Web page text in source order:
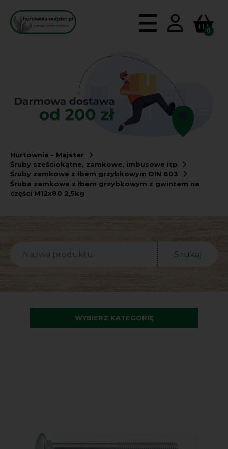
0
Hurtownia - Majster
Śruby sześciokątne, zamkowe, imbusowe itp
Śruby zamkowe z łbem grzybkowym DIN 603
Śruba zamkowa z łbem grzybkowym z gwintem na
części M12x80 2,5kg
WYBIERZ KATEGORIĘ
Szukaj